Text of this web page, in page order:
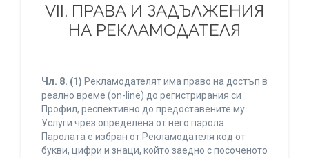
VII. ПРАВА И ЗАДЪЛЖЕНИЯ
НА РЕКЛАМОДАТЕЛЯ
Чл. 8. (1) Рекламодателят има право на достъп в
реално време (on-line) до регистрирания си
Профил, респективно до предоставените му
Услуги чрез определена от него парола.
Паролата е избран от Рекламодателя код от
букви, цифри и знаци, който заедно с посоченото